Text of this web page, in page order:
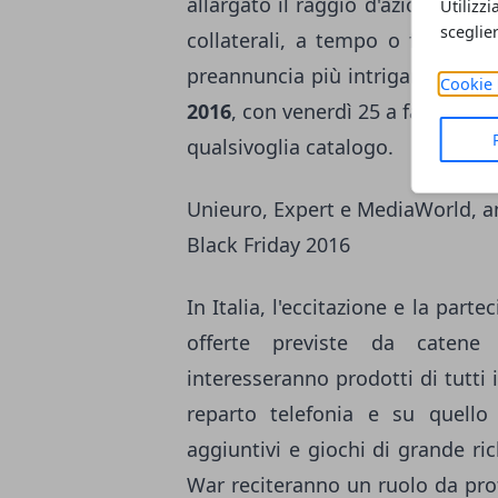
Cookie
collaterali, a tempo o fino ad
preannuncia più intrigante del
2016, con venerdì 25 a fare da
qualsivoglia catalogo.
Unieuro, Expert e MediaWorld,
Black Friday 2016
In Italia, l'eccitazione e la
offerte previste da catene
interesseranno prodotti di tutti
reparto telefonia e su quello
aggiuntivi e giochi di grande
War reciteranno un ruolo da